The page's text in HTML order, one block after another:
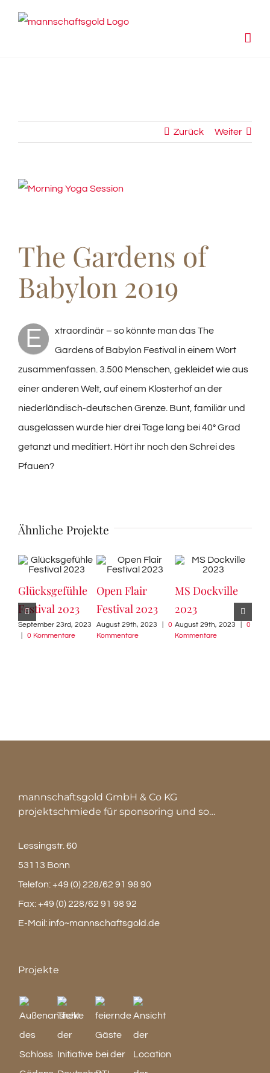
Zurück Weiter
View
The Gardens of
Babylon 2019
E
xtraordinär – so könnte man das The
Gardens of Babylon Festival in einem Wort
zusammenfassen. 3.500 Menschen, gekleidet wie aus
einer anderen Welt, auf einem Klosterhof an der
niederländisch-deutschen Grenze. Bunt, familiär und
ausgelassen wurde hier drei Tage lang bei 40° Grad
getanzt und meditiert. Hört ihr noch den Schrei des
Pfauen?
Ähnliche Projekte
Glücksgefühle
Festival 2023
September 23rd, 2023
0 Kommentare
Open Flair
Festival 2023
August 29th, 2023
0
Kommentare
MS Dockville
2023
August 29th, 2023
0
Kommentare
mannschaftsgold GmbH & Co KG
projektschmiede für sponsoring und so…
Lessingstr. 60
53113 Bonn
Telefon:+49 (0) 228/62 91 98 90
Fax:+49 (0) 228/62 91 98 92
E-Mail: info~mannschaftsgold.de
Projekte